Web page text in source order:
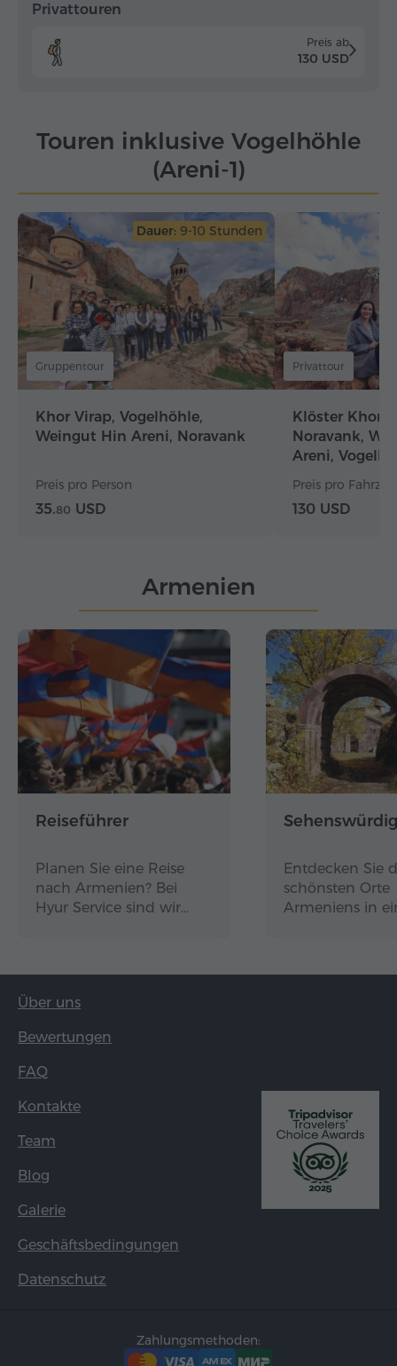
Privattouren
Preis ab
130 USD
Touren inklusive Vogelhöhle
(Areni-1)
Dauer: 9-10 Stunden
Gruppentour
Khor Virap, Vogelhöhle,
Weingut Hin Areni, Noravank
Preis pro Person
35.80 USD
Privattour
Klöster Khor
Noravank,
Areni,
Preis pro
130 USD
Armenien
Reiseführer
Planen Sie eine Reise
nach Armenien? Bei
Hyur Service sind wir…
Entdecken Sie
schönsten Orte
Armeniens in
Über uns
Bewertungen
FAQ
Kontakte
Team
Blog
Galerie
Geschäftsbedingungen
Datenschutz
Zahlungsmethoden: